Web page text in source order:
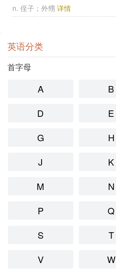
英语分类
首字母
A B
D
E
G
H
J
K
M
N
P
Q
S
T
V
W
n. 侄子；外甥 详情